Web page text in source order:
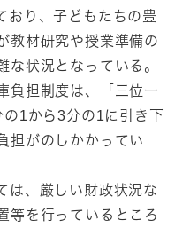
おり、子どもたちの豊
教材研究や授業準備の
な状況となっている。
負担制度は、「三位一
1から3分の1に引き下
担がのしかかってい
は、厳しい財政状況な
等を行っているところ